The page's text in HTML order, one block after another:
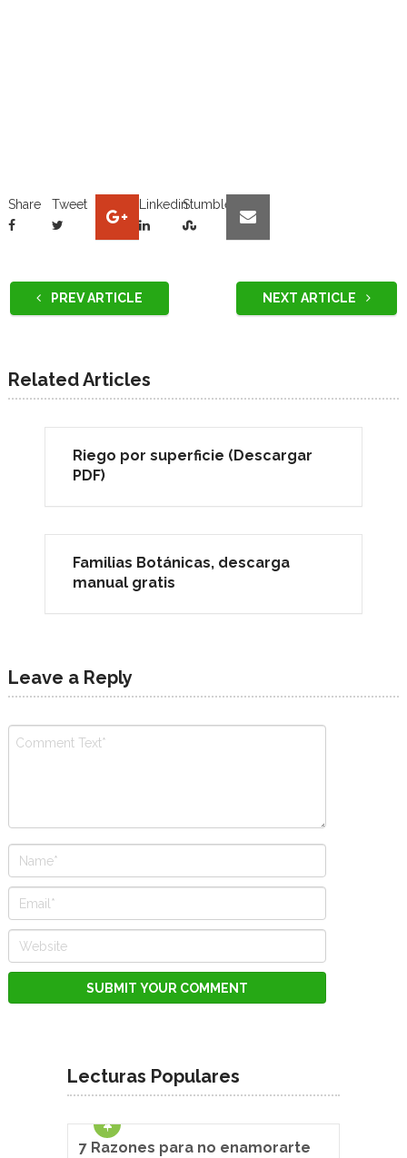
Share Tweet LinkedinStumble
PREV ARTICLE NEXT ARTICLE
Related Articles
Riego por superficie (Descargar
PDF)
Familias Botánicas, descarga
manual gratis
Leave a Reply
Lecturas Populares
7 Razones para no enamorarte